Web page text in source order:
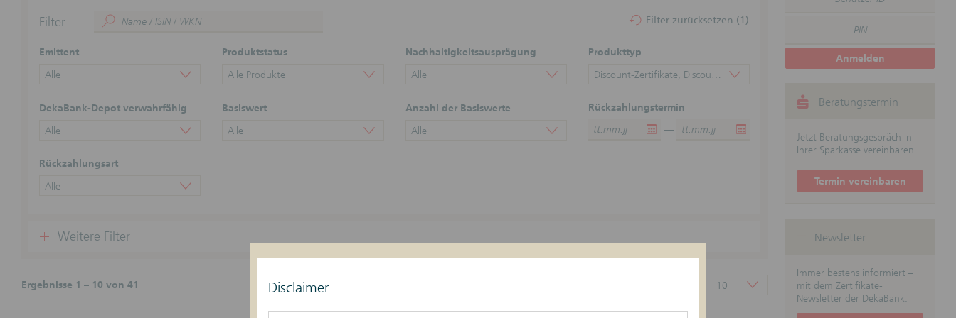
Disclaimer
Filter Filter zurücksetzen (1)
Emittent
Alle
Produktstatus
Alle Produkte
Nachhaltigkeitsausprägung
Alle
Produkttyp
Discount-Zertifikate, Discount-Zertifikat
DekaBank-Depot verwahrfähig
Alle
Basiswert
Alle
Anzahl der Basiswerte
Alle
Rückzahlungstermin
—
Rückzahlungsart
Alle
Weitere Filter
Ergebnisse 1 – 10 von 41 10
Zurück
Anmelden
Beratungstermin
Jetzt Beratungsgespräch in
Ihrer Sparkasse vereinbaren.
Termin vereinbaren
Newsletter
Immer bestens informiert –
mit dem Zertifikate-
Newsletter der DekaBank.